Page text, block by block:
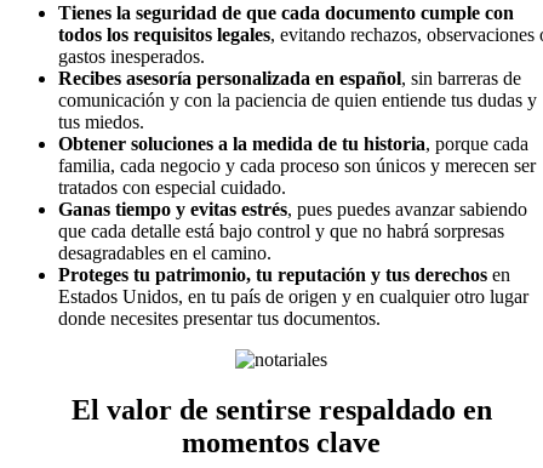
Tienes la seguridad de que cada documento cumple con
todos los requisitos legales, evitando rechazos, observaciones
gastos inesperados.
Recibes asesoría personalizada en español, sin barreras de
comunicación y con la paciencia de quien entiende tus dudas y
tus miedos.
Obtener soluciones a la medida de tu historia, porque cada
familia, cada negocio y cada proceso son únicos y merecen ser
tratados con especial cuidado.
Ganas tiempo y evitas estrés, pues puedes avanzar sabiendo
que cada detalle está bajo control y que no habrá sorpresas
desagradables en el camino.
Proteges tu patrimonio, tu reputación y tus derechos en
Estados Unidos, en tu país de origen y en cualquier otro lugar
donde necesites presentar tus documentos.
El valor de sentirse respaldado en
momentos clave